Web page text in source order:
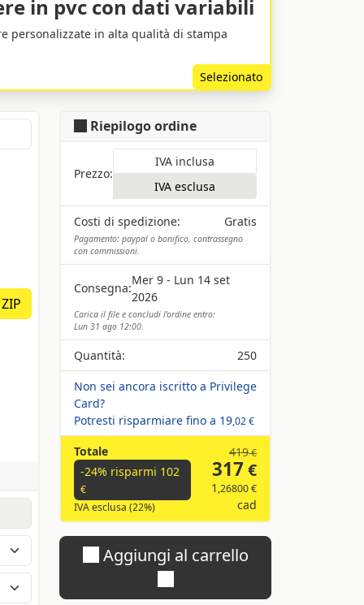
personalizzate in alta qualità di stampa
IVA esclusa
Costi di spedizione: Gratis
Pagamento: paypal o bonifico, contrassegno
con commissioni.
Consegna:
Mer 9 - Lun 14 set
2026
Carica il file e concludi l'ordine entro:
Lun 31 ago 12:00.
Quantità:
Non sei ancora iscritto a Privilege
Card?
Potresti risparmiare fino a 19 ,02 €
Totale
-24% risparmi
€
IVA esclusa (22%)
419 €
317€
1,26800 €
cad
Aggiungi al carrello
Nel carrello potrai allegare i tuoi file di stampa